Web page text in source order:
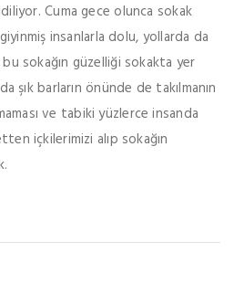
Cuma gece olunca sokak
insanlarla dolu, yollarda da
sokağın güzelliği sokakta yer
şık barların önünde de takılmanın
ve tabiki yüzlerce insanda
içkilerimizi alıp sokağın